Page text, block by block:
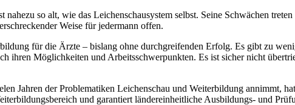
nahezu so alt, wie das Leichenschausystem selbst. Seine Schwächen
Weise für jedermann offen.
für die Ärzte – bislang ohne durchgreifenden Erfolg. Es gibt zu
ihren Möglichkeiten und Arbeitsschwerpunkten. Es ist sicher nicht
Jahren der Problematiken Leichenschau und Weiterbildung annimmt,
und garantiert ländereinheitliche Ausbildungs- und